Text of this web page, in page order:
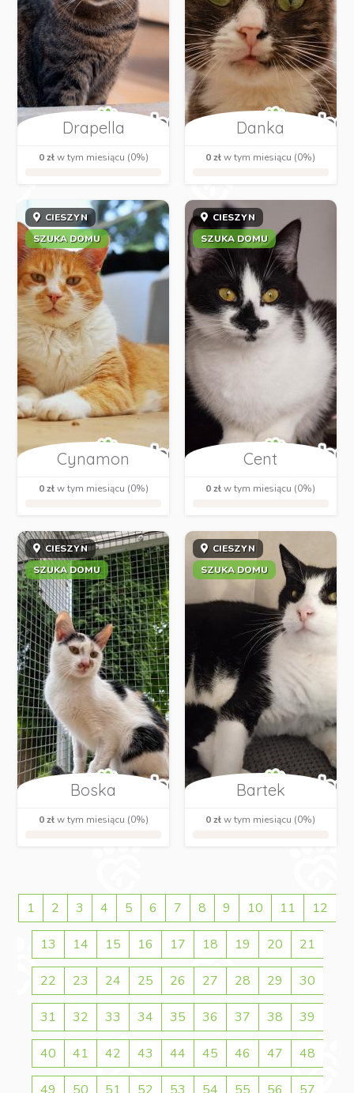
Drapella
0 złw tym miesiącu (0%)
Danka
0 złw tym miesiącu (0%)
CIESZYN
SZUKA DOMU
Cynamon
0 złw tym miesiącu (0%)
CIESZYN
SZUKA DOMU
Cent
0 złw tym miesiącu (0%)
CIESZYN
SZUKA DOMU
Boska
0 złw tym miesiącu (0%)
CIESZYN
SZUKA DOMU
Bartek
0 złw tym miesiącu (0%)
1 2 3 4 5 6 7 8 9 10 11 12
13 14 15 16 17 18 19 20 21
22 23 24 25 26 27 28 29 30
31 32 33 34 35 36 37 38 39
40 41 42 43 44 45 46 47 48